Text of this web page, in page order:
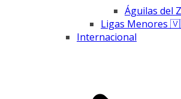
Águilas del
Ligas Menores
Internacional